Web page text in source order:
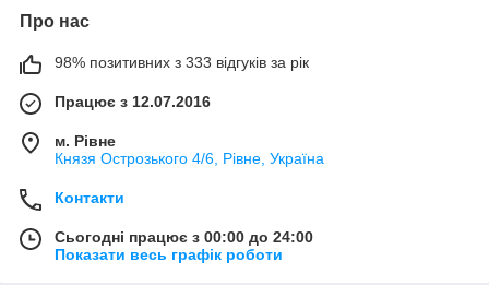
Про нас
98% позитивних з 333 відгуків за рік
Працює з 12.07.2016
м. Рівне
Князя Острозького 4/6, Рівне, Україна
Контакти
Сьогодні працює з 00:00 до 24:00
Показати весь графік роботи